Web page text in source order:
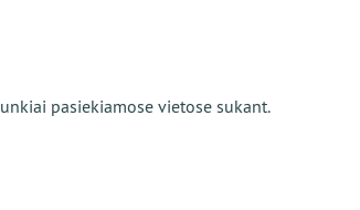
pasiekiamose vietose sukant.